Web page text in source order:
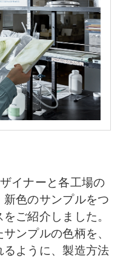
イナーと各工場の
色のサンプルをつ
ご紹介しました。
ンプルの色柄を、
ように、製造方法